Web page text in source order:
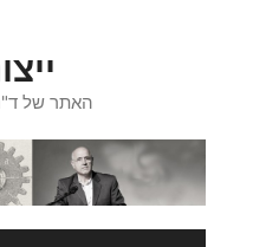
האתר של